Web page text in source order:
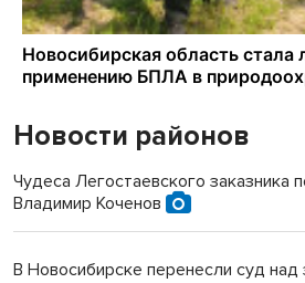
Новости районов
Чудеса Легостаевского заказника
Владимир Коченов
В Новосибирске перенесли суд